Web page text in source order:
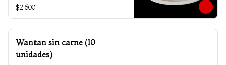
$2.600
Wantan sin carne (10
unidades)